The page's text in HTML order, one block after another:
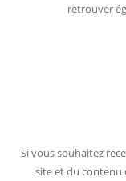
retrouver
Si vous souhaitez
site et du contenu